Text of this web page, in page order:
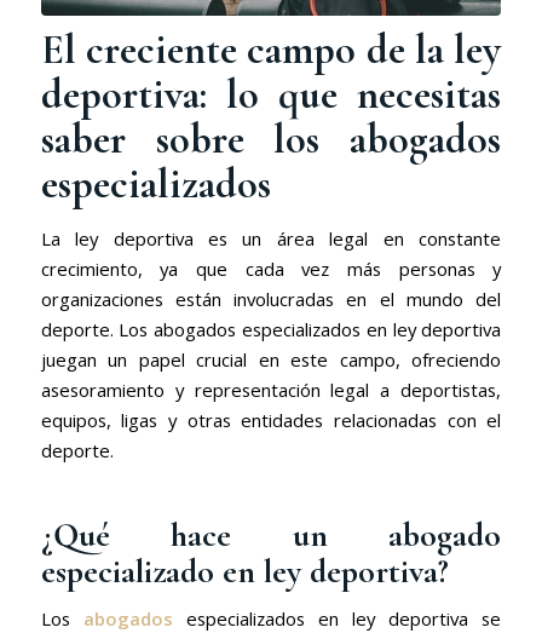
El creciente campo de la ley
deportiva: lo que necesitas
saber sobre los abogados
especializados
La ley deportiva es un área legal en constante
crecimiento, ya que cada vez más personas y
organizaciones están involucradas en el mundo del
deporte. Los abogados especializados en ley deportiva
juegan un papel crucial en este campo, ofreciendo
asesoramiento y representación legal a deportistas,
equipos, ligas y otras entidades relacionadas con el
deporte.
¿Qué hace un abogado
especializado en ley deportiva?
Los abogados especializados en ley deportiva se